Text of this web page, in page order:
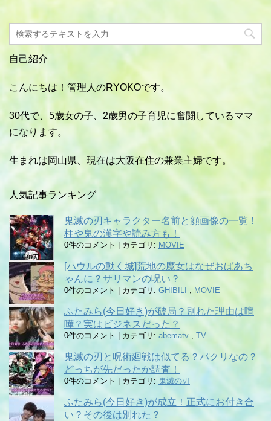
自己紹介
こんにちは！管理人のRYOKOです。
30代で、5歳女の子、2歳男の子育児に奮闘しているママ
になります。
生まれは岡山県、現在は大阪在住の兼業主婦です。
人気記事ランキング
鬼滅の刃キャラクター名前と顔画像の一覧！
柱や鬼の漢字や読み方も！
0件のコメント カテゴリ: MOVIE
[ハウルの動く城]荒地の魔女はなぜおばあち
ゃんに？サリマンの呪い？
0件のコメント カテゴリ: GHIBILI , MOVIE
ふたみら(今日好き)が破局？別れた理由は喧
嘩？実はビジネスだった？
0件のコメント カテゴリ: abematv , TV
鬼滅の刃と呪術廻戦は似てる？パクリなの？
どっちが先だったか調査！
0件のコメント カテゴリ: 鬼滅の刃
ふたみら(今日好き)が成立！正式にお付き合
い？その後は別れた？